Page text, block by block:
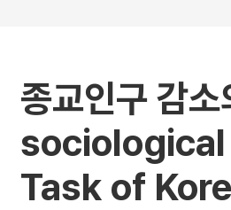
종교인구 감
Task of